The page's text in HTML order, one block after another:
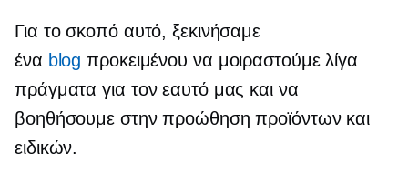
Για το σκοπό αυτό, ξεκινήσαμε
ένα blog προκειμένου να μοιραστούμε λίγα
πράγματα για τον εαυτό μας και να
βοηθήσουμε στην προώθηση προϊόντων και
ειδικών.